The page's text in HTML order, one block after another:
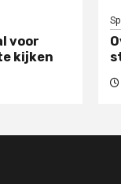
voor
kijken